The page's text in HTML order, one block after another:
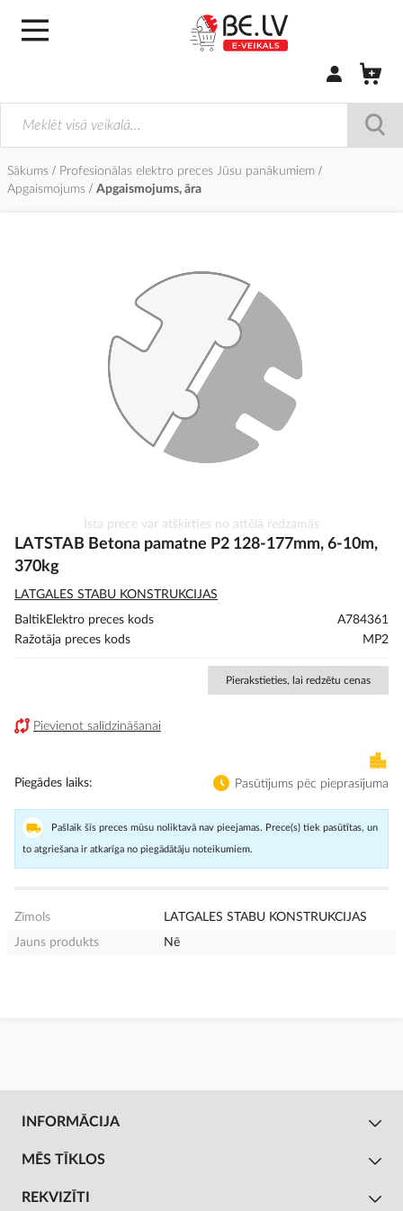
Pierakstīties/
Sākums
Profesionālas elektro preces Jūsu panākumiem
Apgaismojums
Apgaismojums, āra
uz
galerijas
sākumu
Īsta prece var atšķirties no attēlā redzamās
LATSTAB Betona pamatne P2 128-177mm, 6-10m,
370kg
LATGALES STABU KONSTRUKCIJAS
BaltikElektro preces kods
A784361
Ražotāja preces kods
MP2
Pierakstieties, lai redzētu cenas
Pievienot salīdzināšanai
Piegādes laiks Pasūtījums pēc pieprasījuma
Pašlaik šīs preces mūsu noliktavā nav pieejamas. Prece(s) tiek pasūtītas, un
to atgriešana ir atkarīga no piegādātāju noteikumiem.
Zīmols
LATGALES STABU KONSTRUKCIJAS
Jauns produkts
Nē
INFORMĀCIJA
MĒS TĪKLOS
REKVIZĪTI